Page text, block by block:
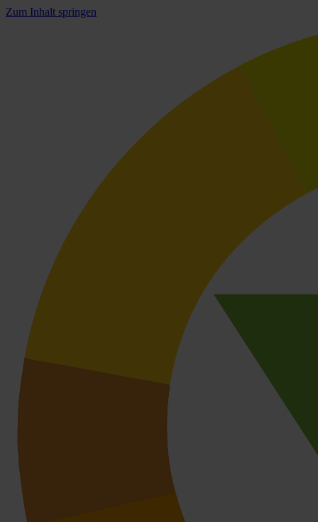
Zum Inhalt springen